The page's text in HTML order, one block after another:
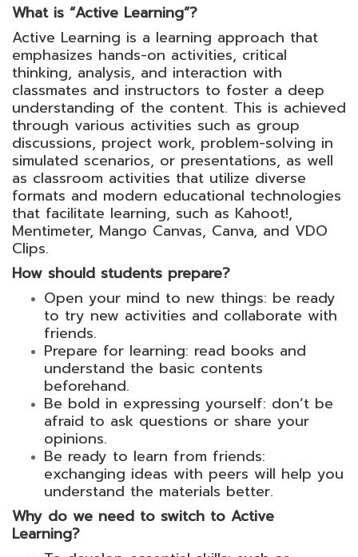
What is “Active Learning”?
Active Learning is a learning approach that
emphasizes hands-on activities, critical
thinking, analysis, and interaction with
classmates and instructors to foster a deep
understanding of the content. This is achieved
through various activities such as group
discussions, project work, problem-solving in
simulated scenarios, or presentations, as well
as classroom activities that utilize diverse
formats and modern educational technologies
that facilitate learning, such as Kahoot!,
Mentimeter, Mango Canvas, Canva, and VDO
Clips.
How should students prepare?
Open your mind to new things: be ready
to try new activities and collaborate with
friends.
Prepare for learning: read books and
understand the basic contents
beforehand.
Be bold in expressing yourself: don’t be
afraid to ask questions or share your
opinions.
Be ready to learn from friends:
exchanging ideas with peers will help you
understand the materials better.
Why do we need to switch to Active
Learning?